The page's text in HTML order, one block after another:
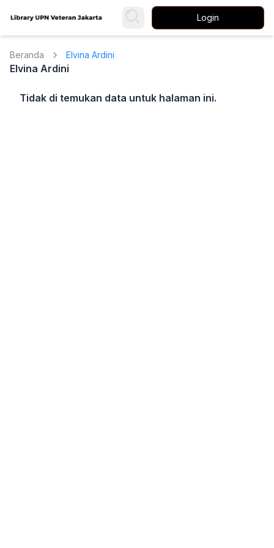
Login
Beranda Elvina Ardini
Elvina Ardini
Tidak di temukan data untuk halaman ini.